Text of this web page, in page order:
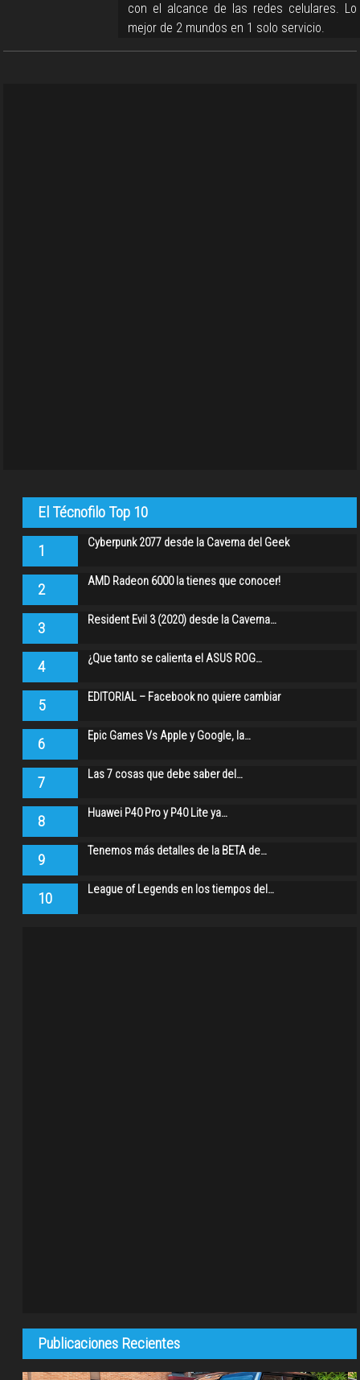
con el alcance de las redes celulares. Lo
mejor de 2 mundos en 1 solo servicio.
El Técnofilo Top 10
1 Cyberpunk 2077 desde la Caverna del Geek
2 AMD Radeon 6000 la tienes que conocer!
3 Resident Evil 3 (2020) desde la Caverna…
4 ¿Que tanto se calienta el ASUS ROG…
5 EDITORIAL – Facebook no quiere cambiar
6 Epic Games Vs Apple y Google, la…
7 Las 7 cosas que debe saber del…
8 Huawei P40 Pro y P40 Lite ya…
9 Tenemos más detalles de la BETA de…
10 League of Legends en los tiempos del…
Publicaciones Recientes